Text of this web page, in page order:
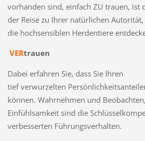
vorhanden sind, einfach ZU trauen, ist
der Reise zu Ihrer natürlichen
die hochsensiblen Herdentiere
VERtrauen
Dabei erfahren Sie, dass Sie Ihren
tief verwurzelten
können. Wahrnehmen und
Einfühlsamkeit sind die
verbesserten Führungsverhalten.